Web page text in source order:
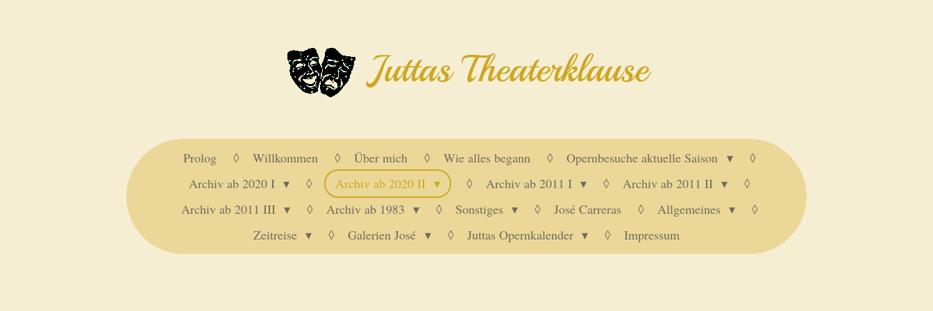
Juttas Theaterklause
Prolog Willkommen Über mich Wie alles begann
Opernbesuche aktuelle Saison
Archiv ab 2020 I
Archiv ab 2020 II Archiv ab 2011 I
Archiv ab 2011 II
Archiv ab 2011 III
Archiv ab 1983 Sonstiges José Carreras
Allgemeines
Zeitreise
Galerien José Juttas Opernkalender Impressum